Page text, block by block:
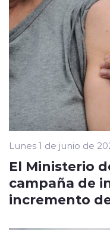
Lunes 1 de junio de
El Ministerio
campaña de
incremento